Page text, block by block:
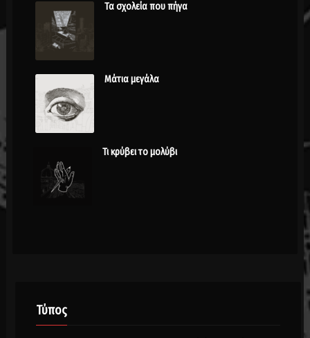
Τα σχολεία που πήγα
Μάτια μεγάλα
Τι κρύβει το μολύβι
Τύπος